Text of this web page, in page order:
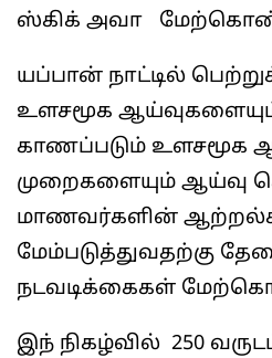
ஸ்கிக் அவா
யப்பான் நாட்டில்
உளசமூக
காணப்படும் உளசமூக
முறைகளையும் ஆய்வு
மாணவர்களின்
மேம்படுத்துவதற்கு
நடவடிக்கைகள்
இந் நிகழ்வில் 250